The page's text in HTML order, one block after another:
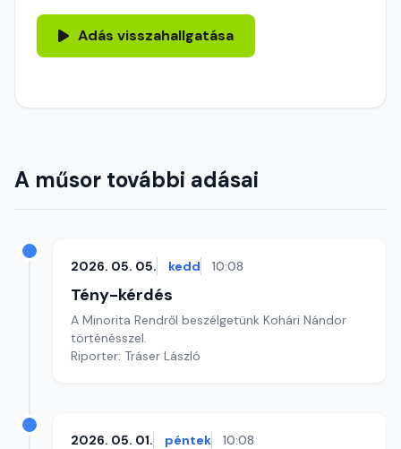
Adás visszahallgatása
A műsor további adásai
2026. 05. 05. kedd 10:08
Tény-kérdés
A Minorita Rendről beszélgetünk Kohári Nándor
történésszel.
Riporter: Tráser László
2026. 05. 01. péntek 10:08